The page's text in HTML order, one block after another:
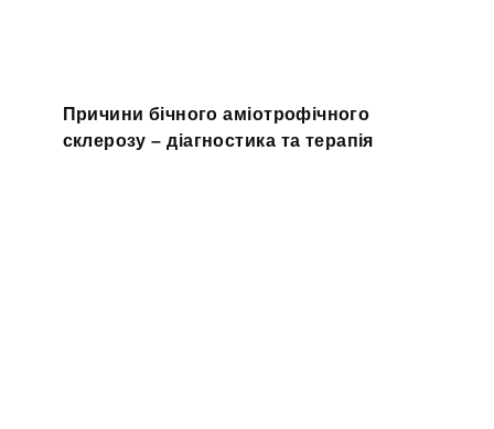
Причини бічного аміотрофічного
склерозу – діагностика та терапія